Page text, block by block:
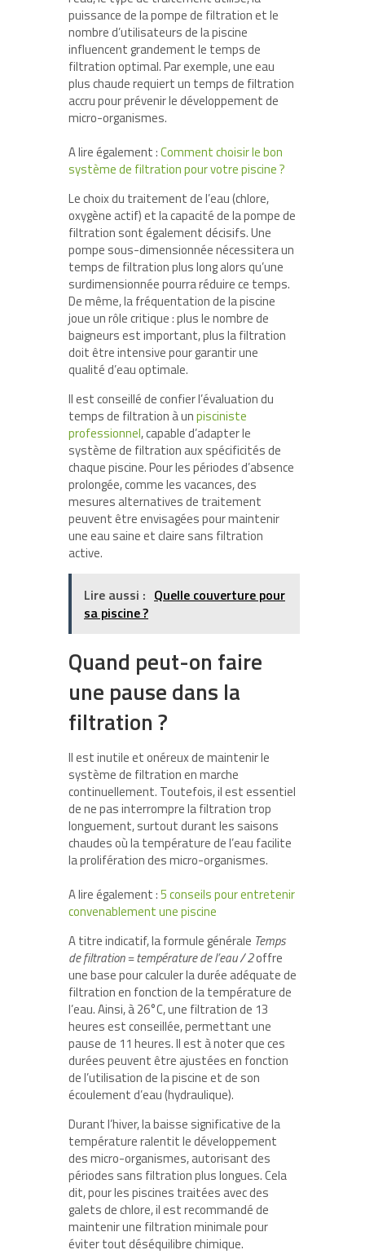
puissance de la pompe de filtration et le
nombre d’utilisateurs de la piscine
influencent grandement le temps de
filtration optimal. Par exemple, une eau
plus chaude requiert un temps de filtration
accru pour prévenir le développement de
micro-organismes.
A lire également :Comment choisir le bon
système de filtration pour votre piscine ?
Le choix du traitement de l’eau (chlore,
oxygène actif) et la capacité de la pompe de
filtration sont également décisifs. Une
pompe sous-dimensionnée nécessitera un
temps de filtration plus long alors qu’une
surdimensionnée pourra réduire ce temps.
De même, la fréquentation de la piscine
joue un rôle critique : plus le nombre de
baigneurs est important, plus la filtration
doit être intensive pour garantir une
qualité d’eau optimale.
Il est conseillé de confier l’évaluation du
temps de filtration à unpisciniste
professionnel, capable d’adapter le
système de filtration aux spécificités de
chaque piscine. Pour les périodes d’absence
prolongée, comme les vacances, des
mesures alternatives de traitement
peuvent être envisagées pour maintenir
une eau saine et claire sans filtration
active.
Lire aussi : Quelle couverture pour
sa piscine ?
Quand peut-on faire
une pause dans la
filtration ?
Il est inutile et onéreux de maintenir le
système de filtration en marche
continuellement. Toutefois, il est essentiel
de ne pas interrompre la filtration trop
longuement, surtout durant les saisons
chaudes où la température de l’eau facilite
la prolifération des micro-organismes.
A lire également :5 conseils pour entretenir
convenablement une piscine
A titre indicatif, la formule générale Temps
de filtration = température de l’eau / 2offre
une base pour calculer la durée adéquate de
filtration en fonction de la température de
l’eau. Ainsi, à 26°C, une filtration de 13
heures est conseillée, permettant une
pause de 11 heures. Il est à noter que ces
durées peuvent être ajustées en fonction
de l’utilisation de la piscine et de son
écoulement d’eau (hydraulique).
Durant l’hiver, la baisse significative de la
température ralentit le développement
des micro-organismes, autorisant des
périodes sans filtration plus longues. Cela
dit, pour les piscines traitées avec des
galets de chlore, il est recommandé de
maintenir une filtration minimale pour
éviter tout déséquilibre chimique.